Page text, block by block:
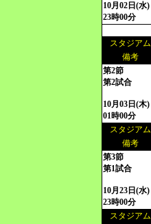
10月02日(水)
23時00分
スタジアム
備考
第2節
第2試合
10月03日(木)
01時00分
スタジアム
備考
第3節
第1試合
10月23日(水)
23時00分
スタジアム